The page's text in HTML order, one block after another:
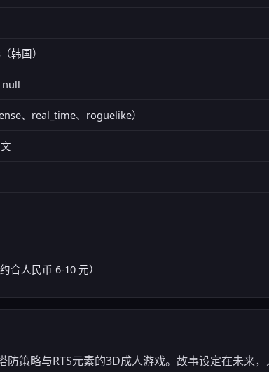
韩国）
null
、real_time、roguelike）
合人民币 6-10 元）
防策略与RTS元素的3D成人游戏。故事设定在未来